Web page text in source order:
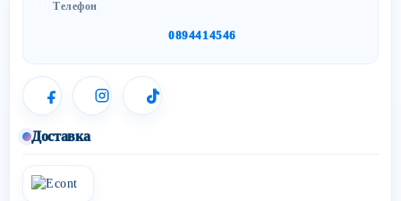
Телефон
0894414546
Доставка